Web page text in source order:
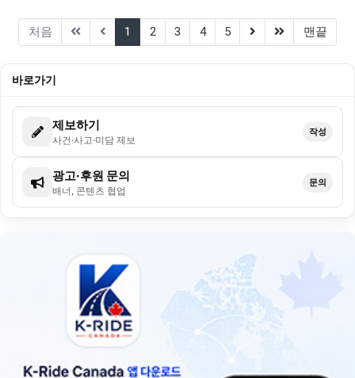
처음 1 (current)
2 3 4 5 (next)(last)맨끝
바로가기
제보하기
사건·사고·미담 제보
작성
광고·후원 문의
배너, 콘텐츠 협업
문의